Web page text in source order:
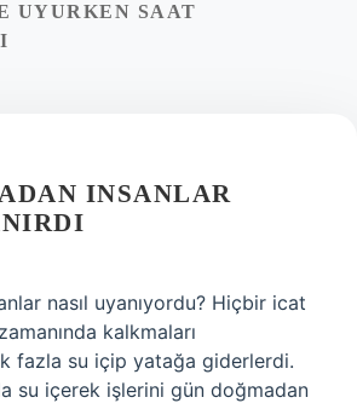
UYURKEN SAAT
INSANLAR
nasıl uyanıyordu? Hiçbir icat
kalkmaları
fazla su içip yatağa giderlerdi.
su içerek işlerini gün doğmadan